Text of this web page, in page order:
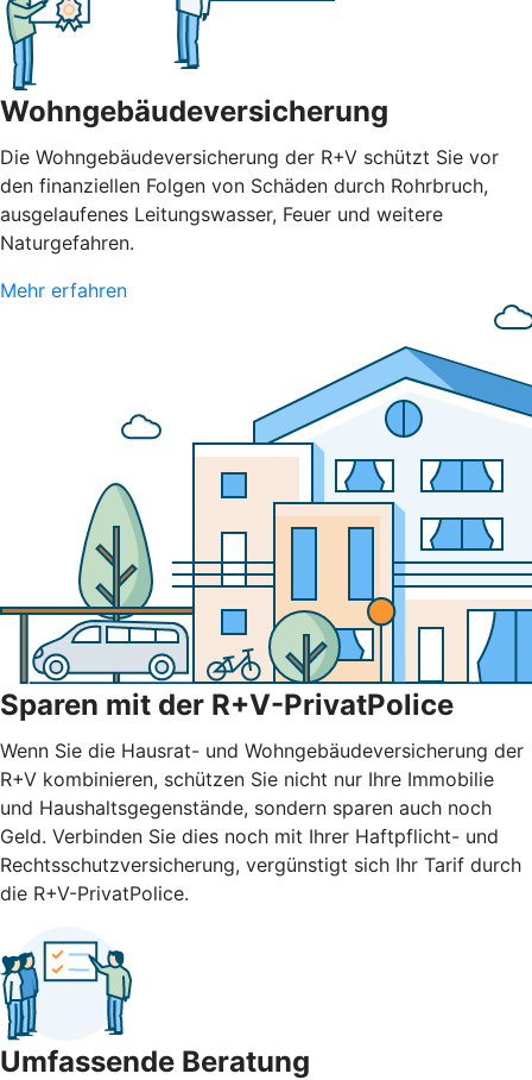
Wohngebäudeversicherung
Die Wohngebäudeversicherung der R+V schützt Sie vor
den finanziellen Folgen von Schäden durch Rohrbruch,
ausgelaufenes Leitungswasser, Feuer und weitere
Naturgefahren.
Mehr erfahren
Sparen mit der R+V-PrivatPolice
Wenn Sie die Hausrat- und Wohngebäudeversicherung der
R+V kombinieren, schützen Sie nicht nur Ihre Immobilie
und Haushaltsgegenstände, sondern sparen auch noch
Geld. Verbinden Sie dies noch mit Ihrer Haftpflicht- und
Rechtsschutzversicherung, vergünstigt sich Ihr Tarif durch
die R+V-PrivatPolice.
Umfassende Beratung